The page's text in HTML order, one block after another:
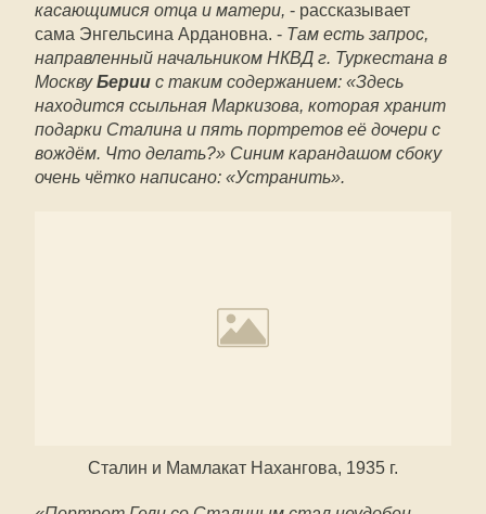
касающимися отца и матери, - рассказывает
сама Энгельсина Ардановна. - Там есть запрос,
направленный начальником НКВД г. Туркестана в
МосквуБерии с таким содержанием: «Здесь
находится ссыльная Маркизова, которая хранит
подарки Сталина и пять портретов её дочери с
вождём. Что делать?» Синим карандашом сбоку
очень чётко написано: «Устранить».
Сталин и Мамлакат Нахангова, 1935 г.